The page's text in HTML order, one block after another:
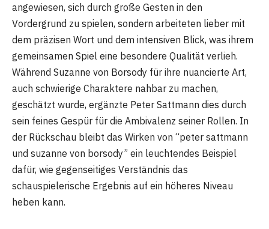
angewiesen, sich durch große Gesten in den
Vordergrund zu spielen, sondern arbeiteten lieber mit
dem präzisen Wort und dem intensiven Blick, was ihrem
gemeinsamen Spiel eine besondere Qualität verlieh.
Während Suzanne von Borsody für ihre nuancierte Art,
auch schwierige Charaktere nahbar zu machen,
geschätzt wurde, ergänzte Peter Sattmann dies durch
sein feines Gespür für die Ambivalenz seiner Rollen. In
der Rückschau bleibt das Wirken von “peter sattmann
und suzanne von borsody” ein leuchtendes Beispiel
dafür, wie gegenseitiges Verständnis das
schauspielerische Ergebnis auf ein höheres Niveau
heben kann.